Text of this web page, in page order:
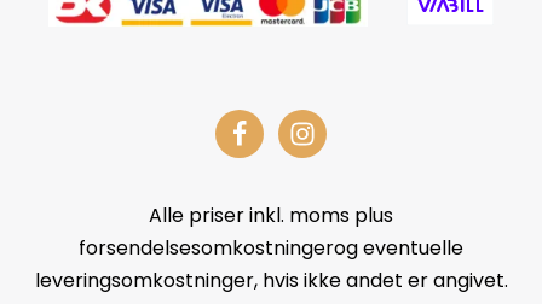
Alle priser inkl. moms plus
forsendelsesomkostningerog eventuelle
leveringsomkostninger, hvis ikke andet er angivet.